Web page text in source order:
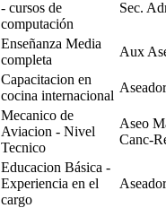
- cursos de
computación
Sec.
Enseñanza Media
completa
Aux
Capacitacion en
cocina internacional
Mecanico de
Aviacion - Nivel
Tecnico
Aseo
Canc-
Educacion Básica -
Experiencia en el
cargo